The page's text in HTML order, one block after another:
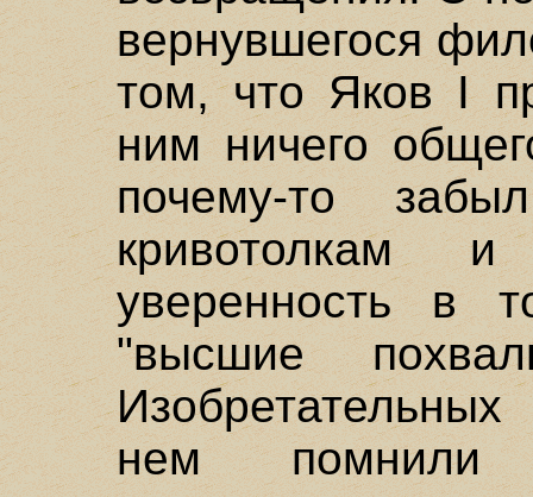
вернувшегося
том, что Яков I
ним ничего
почему-то
кривотолкам
уверенность в
"высшие
нем